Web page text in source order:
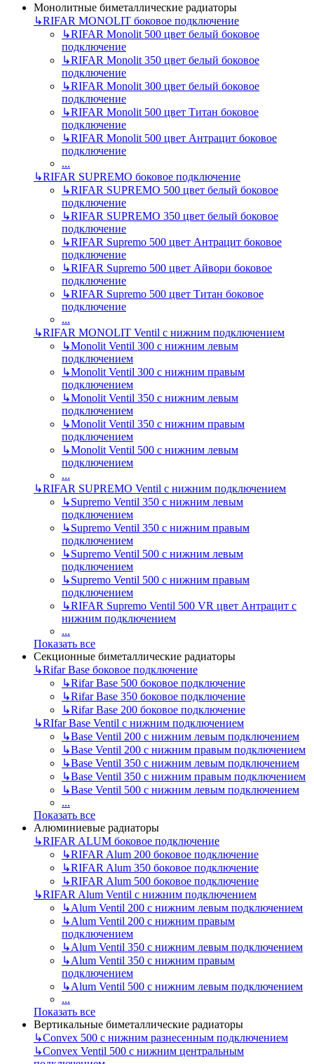
Монолитные биметаллические радиаторы
↳RIFAR MONOLIT боковое подключение
↳RIFAR Monolit 500 цвет белый боковое
подключение
↳RIFAR Monolit 350 цвет белый боковое
подключение
↳RIFAR Monolit 300 цвет белый боковое
подключение
↳RIFAR Monolit 500 цвет Титан боковое
подключение
↳RIFAR Monolit 500 цвет Антрацит боковое
подключение
...
↳RIFAR SUPREMO боковое подключение
↳RIFAR SUPREMO 500 цвет белый боковое
подключение
↳RIFAR SUPREMO 350 цвет белый боковое
подключение
↳RIFAR Supremo 500 цвет Антрацит боковое
подключение
↳RIFAR Supremo 500 цвет Айвори боковое
подключение
↳RIFAR Supremo 500 цвет Титан боковое
подключение
...
↳RIFAR MONOLIT Ventil с нижним подключением
↳Monolit Ventil 300 с нижним левым
подключением
↳Monolit Ventil 300 с нижним правым
подключением
↳Monolit Ventil 350 с нижним левым
подключением
↳Monolit Ventil 350 с нижним правым
подключением
↳Monolit Ventil 500 с нижним левым
подключением
...
↳RIFAR SUPREMO Ventil с нижним подключением
↳Supremo Ventil 350 с нижним левым
подключением
↳Supremo Ventil 350 с нижним правым
подключением
↳Supremo Ventil 500 с нижним левым
подключением
↳Supremo Ventil 500 с нижним правым
подключением
↳RIFAR Supremo Ventil 500 VR цвет Антрацит с
нижним подключением
...
Показать все
Секционные биметаллические радиаторы
↳Rifar Base боковое подключение
↳Rifar Base 500 боковое подключение
↳Rifar Base 350 боковое подключение
↳Rifar Base 200 боковое подключение
↳RIfar Base Ventil с нижним подключением
↳Base Ventil 200 с нижним левым подключением
↳Base Ventil 200 с нижним правым подключением
↳Base Ventil 350 с нижним левым подключением
↳Base Ventil 350 с нижним правым подключением
↳Base Ventil 500 с нижним левым подключением
...
Показать все
Алюминиевые радиаторы
↳RIFAR ALUM боковое подключение
↳RIFAR Alum 200 боковое подключение
↳RIFAR Alum 350 боковое подключение
↳RIFAR Alum 500 боковое подключение
↳RIFAR Alum Ventil с нижним подключением
↳Alum Ventil 200 с нижним левым подключением
↳Alum Ventil 200 с нижним правым
подключением
↳Alum Ventil 350 с нижним левым подключением
↳Alum Ventil 350 с нижним правым
подключением
↳Alum Ventil 500 с нижним левым подключением
...
Показать все
Вертикальные биметаллические радиаторы
↳Convex 500 с нижним разнесенным подключением
↳Convex Ventil 500 с нижним центральным